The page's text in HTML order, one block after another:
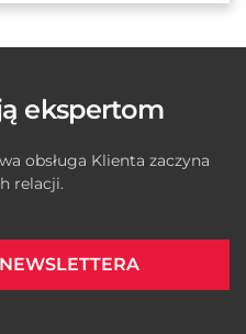
ekspertom
obsługa Klienta zaczyna
relacji.